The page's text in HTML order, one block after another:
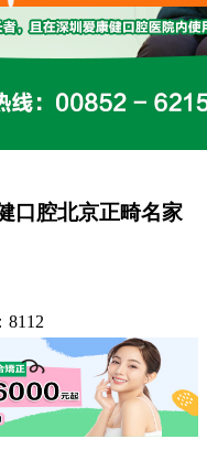
口腔北京正畸名家